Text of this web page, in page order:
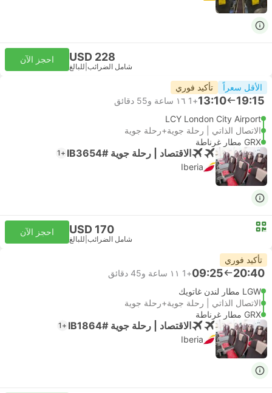
USD 228
شامل الضرائب للبالغ
احجز الآن
الأقل سعراً تأكيد فوري
19:15
13:10
+1
١٦ ساعة و‫55 دقائق
LCY London City Airport
الاتصال الذاتي | رحلة جوية+رحلة جوية
GRX مطار غرناطة
الاقتصاد | رحلة جوية #IB3654 +1
Iberia
USD 170
شامل الضرائب للبالغ
احجز الآن
تأكيد فوري
20:40
09:25
+1
١١ ساعة و‫45 دقائق
LGW مطار لندن غاتويك
الاتصال الذاتي | رحلة جوية+رحلة جوية
GRX مطار غرناطة
الاقتصاد | رحلة جوية #IB1864 +1
Iberia